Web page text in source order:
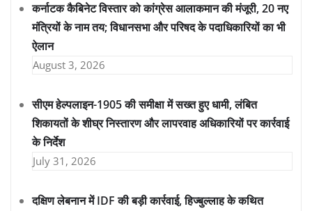
कर्नाटक कैबिनेट विस्तार को कांग्रेस आलाकमान की मंजूरी, 20 नए
मंत्रियों के नाम तय; विधानसभा और परिषद के पदाधिकारियों का भी
ऐलान
August 3, 2026
सीएम हेल्पलाइन-1905 की समीक्षा में सख्त हुए धामी, लंबित
शिकायतों के शीघ्र निस्तारण और लापरवाह अधिकारियों पर कार्रवाई
के निर्देश
July 31, 2026
दक्षिण लेबनान में IDF की बड़ी कार्रवाई, हिज्बुल्लाह के कथित